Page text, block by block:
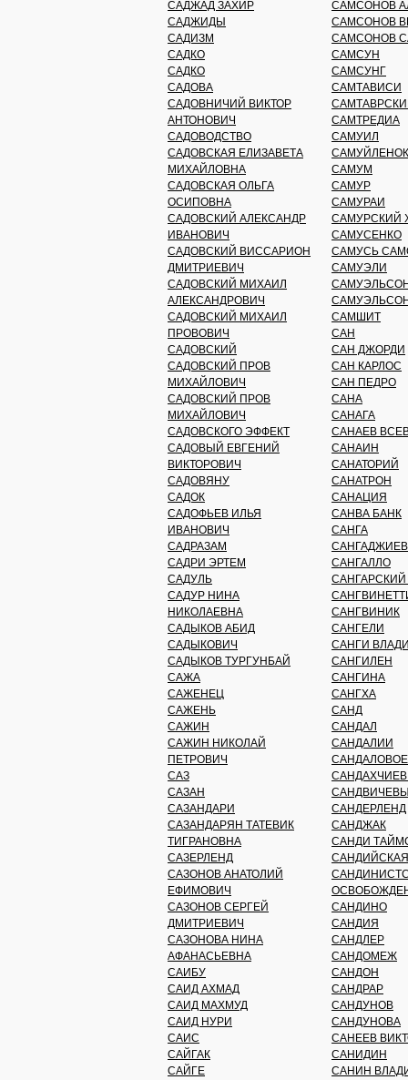
САДЖАД ЗАХИР
САДЖИДЫ
САДИЗМ
САДКО
САДКО
САДОВА
САДОВНИЧИЙ ВИКТОР
АНТОНОВИЧ
САДОВОДСТВО
САДОВСКАЯ ЕЛИЗАВЕТА
МИХАЙЛОВНА
САДОВСКАЯ ОЛЬГА
ОСИПОВНА
САДОВСКИЙ АЛЕКСАНДР
ИВАНОВИЧ
САДОВСКИЙ ВИССАРИОН
ДМИТРИЕВИЧ
САДОВСКИЙ МИХАИЛ
АЛЕКСАНДРОВИЧ
САДОВСКИЙ МИХАИЛ
ПРОВОВИЧ
САДОВСКИЙ
САДОВСКИЙ ПРОВ
МИХАЙЛОВИЧ
САДОВСКИЙ ПРОВ
МИХАЙЛОВИЧ
САДОВСКОГО ЭФФЕКТ
САДОВЫЙ ЕВГЕНИЙ
ВИКТОРОВИЧ
САДОВЯНУ
САДОК
САДОФЬЕВ ИЛЬЯ
ИВАНОВИЧ
САДРАЗАМ
САДРИ ЭРТЕМ
САДУЛЬ
САДУР НИНА
НИКОЛАЕВНА
САДЫКОВ АБИД
САДЫКОВИЧ
САДЫКОВ ТУРГУНБАЙ
САЖА
САЖЕНЕЦ
САЖЕНЬ
САЖИН
САЖИН НИКОЛАЙ
ПЕТРОВИЧ
САЗ
САЗАН
САЗАНДАРИ
САЗАНДАРЯН ТАТЕВИК
ТИГРАНОВНА
САЗЕРЛЕНД
САЗОНОВ АНАТОЛИЙ
ЕФИМОВИЧ
САЗОНОВ СЕРГЕЙ
ДМИТРИЕВИЧ
САЗОНОВА НИНА
АФАНАСЬЕВНА
САИБУ
САИД АХМАД
САИД МАХМУД
САИД НУРИ
САИС
САЙГАК
САЙГЕ
САМСОНОВ
САМСОНОВ
САМСОНОВ
САМСУН
САМСУНГ
САМТАВИСИ
САМТРЕДИА
САМУИЛ
САМУМ
САМУР
САМУРАИ
САМУРСКИЙ
САМУСЕНКО
САМУСЬ
САМУЭЛИ
САМШИТ
САН
САН ДЖОРДИ
САН КАРЛОС
САН ПЕДРО
САНА
САНАГА
САНАЕВ
САНАИН
САНАТОРИЙ
САНАТРОН
САНАЦИЯ
САНВА БАНК
САНГА
САНГАЛЛО
САНГВИНИК
САНГЕЛИ
САНГИ
САНГИЛЕН
САНГИНА
САНГХА
САНД
САНДАЛ
САНДАЛИИ
САНДЕРЛЕНД
САНДЖАК
САНДИ
САНДИНО
САНДИЯ
САНДЛЕР
САНДОМЕЖ
САНДОН
САНДРАР
САНДУНОВ
САНДУНОВА
САНЕЕВ
САНИДИН
САНИН